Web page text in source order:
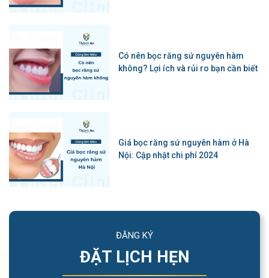
Có nên bọc răng sứ nguyên hàm
không? Lợi ích và rủi ro bạn cần biết
Giá bọc răng sứ nguyên hàm ở Hà
Nội: Cập nhật chi phí 2024
ĐĂNG KÝ
ĐẶT LỊCH HẸN